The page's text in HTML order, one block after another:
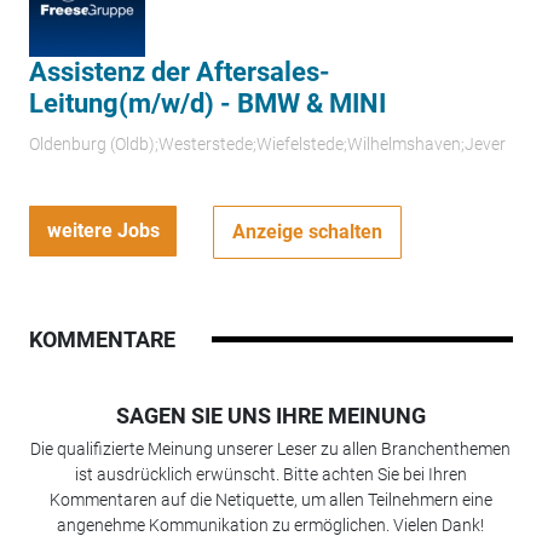
Assistenz der Aftersales-
Leitung(m/w/d) - BMW & MINI
Oldenburg (Oldb);Westerstede;Wiefelstede;Wilhelmshaven;Jever
weitere Jobs Anzeige schalten
KOMMENTARE
SAGEN SIE UNS IHRE MEINUNG
Die qualifizierte Meinung unserer Leser zu allen Branchenthemen
ist ausdrücklich erwünscht. Bitte achten Sie bei Ihren
Kommentaren auf die Netiquette, um allen Teilnehmern eine
angenehme Kommunikation zu ermöglichen. Vielen Dank!